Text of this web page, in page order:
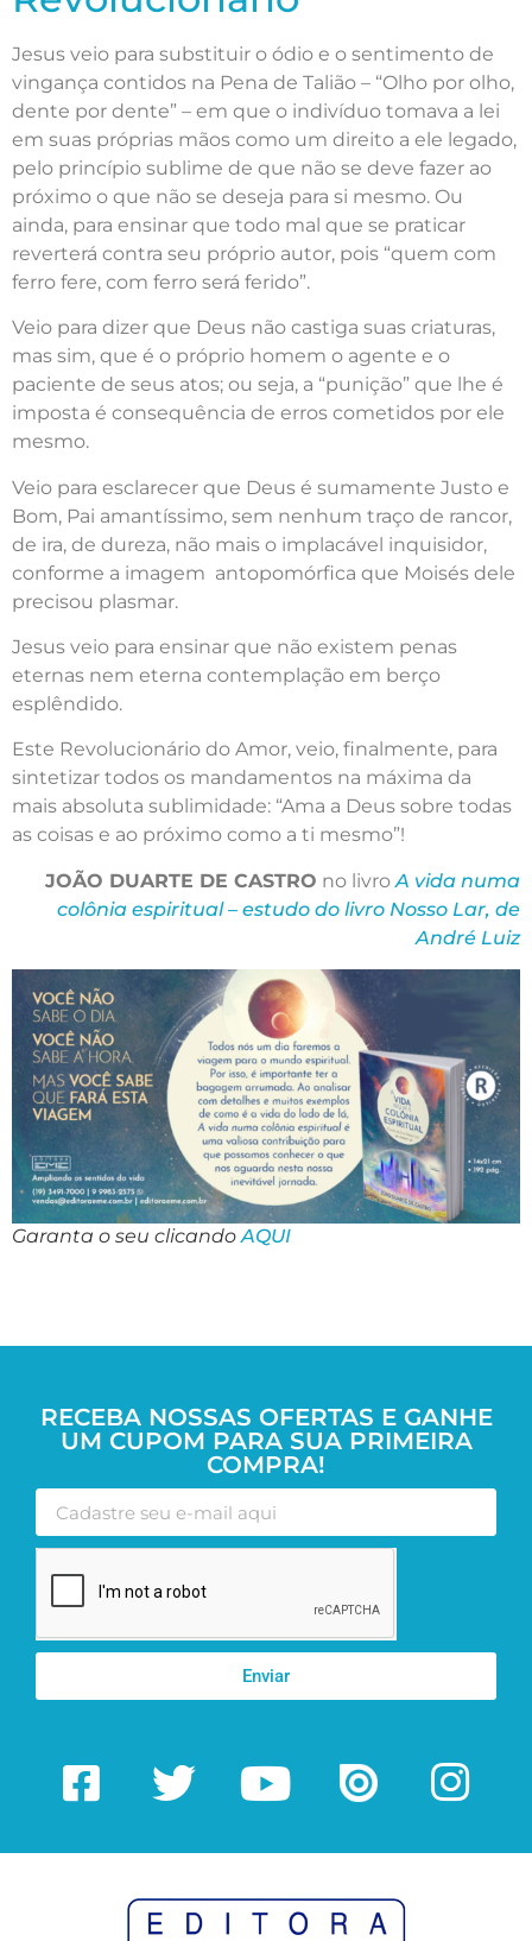
Jesus veio para substituir o ódio e o sentimento de
vingança contidos na Pena de Talião – “Olho por olho,
dente por dente” – em que o indivíduo tomava a lei
em suas próprias mãos como um direito a ele legado,
pelo princípio sublime de que não se deve fazer ao
próximo o que não se deseja para si mesmo. Ou
ainda, para ensinar que todo mal que se praticar
reverterá contra seu próprio autor, pois “quem com
ferro fere, com ferro será ferido”.
Veio para dizer que Deus não castiga suas criaturas,
mas sim, que é o próprio homem o agente e o
paciente de seus atos; ou seja, a “punição” que lhe é
imposta é consequência de erros cometidos por ele
mesmo.
Veio para esclarecer que Deus é sumamente Justo e
Bom, Pai amantíssimo, sem nenhum traço de rancor,
de ira, de dureza, não mais o implacável inquisidor,
conforme a imagem antopomórfica que Moisés dele
precisou plasmar.
Jesus veio para ensinar que não existem penas
eternas nem eterna contemplação em berço
esplêndido.
Este Revolucionário do Amor, veio, finalmente, para
sintetizar todos os mandamentos na máxima da
mais absoluta sublimidade: “Ama a Deus sobre todas
as coisas e ao próximo como a ti mesmo”!
JOÃO DUARTE DE CASTRO no livroA vida numa
colônia espiritual – estudo do livro Nosso Lar, de
André Luiz
Garanta o seu clicandoAQUI
RECEBA NOSSAS OFERTAS E GANHE
UM CUPOM PARA SUA PRIMEIRA
COMPRA!
Enviar